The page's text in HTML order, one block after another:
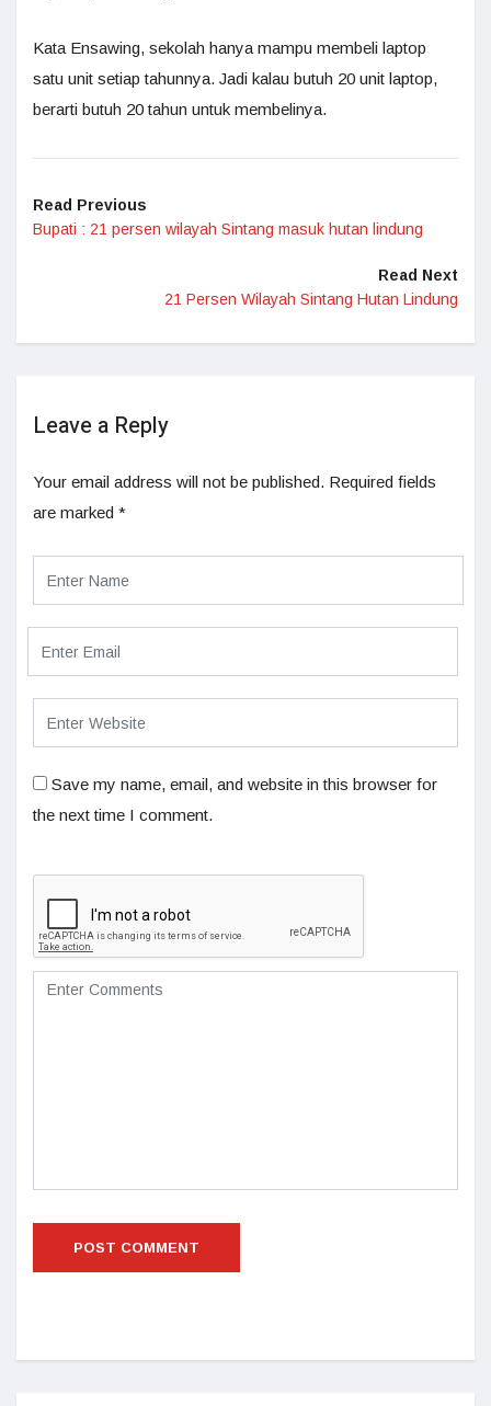
Kata Ensawing, sekolah hanya mampu membeli laptop
satu unit setiap tahunnya. Jadi kalau butuh 20 unit laptop,
berarti butuh 20 tahun untuk membelinya.
Read Previous
Bupati : 21 persen wilayah Sintang masuk hutan lindung
Read Next
21 Persen Wilayah Sintang Hutan Lindung
Leave a Reply
Your email address will not be published. Required fields
are marked *
Save my name, email, and website in this browser for
the next time I comment.